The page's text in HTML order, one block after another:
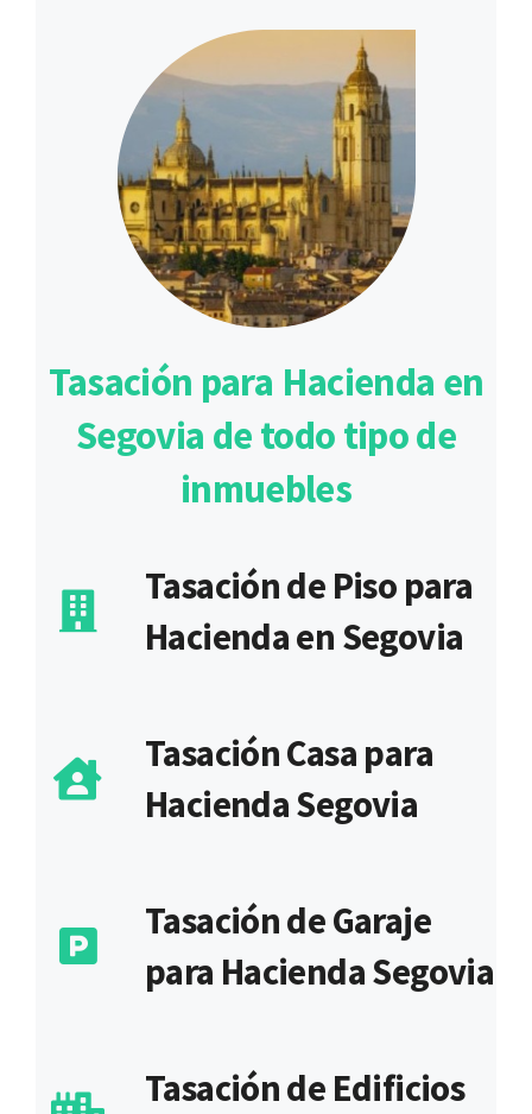
Tasación para Hacienda en
Segovia de todo tipo de
inmuebles
Tasación de Piso para
Hacienda en Segovia
Tasación Casa para
Hacienda Segovia
Tasación de Garaje
para Hacienda Segovia
Tasación de Edificios